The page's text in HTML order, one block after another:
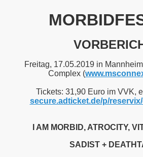
Freitag, 17.05.2019 in
Complex (
Tickets: 31,90 Euro im VVK,
secure.adticket.de/p/
I AM MORBID, ATROCITY,
SADIST +